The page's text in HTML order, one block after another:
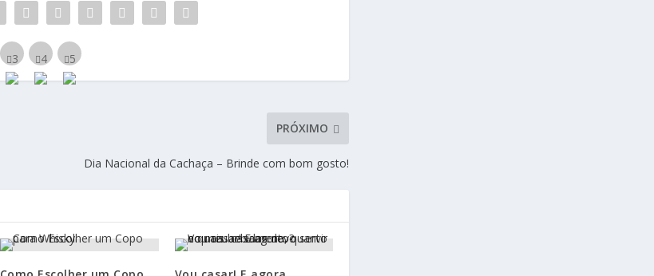
PRÓXIMO
Dia Nacional da Cachaça – Brinde com bom gosto!